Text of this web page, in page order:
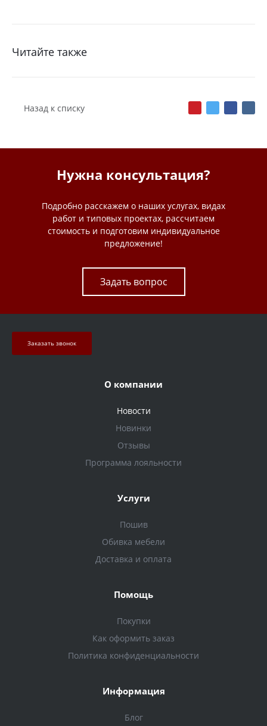
Читайте также
Назад к списку
Нужна консультация?
Подробно расскажем о наших услугах, видах
работ и типовых проектах, рассчитаем
стоимость и подготовим индивидуальное
предложение!
Задать вопрос
Заказать звонок
О компании
Новости
Новинки
Отзывы
Программа лояльности
Услуги
Пошив
Обивка мебели
Доставка и оплата
Помощь
Покупки
Как оформить заказ
Политика конфиденциальности
Информация
Блог